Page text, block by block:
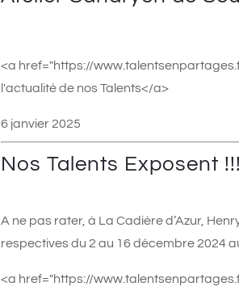
<a href="https://
l'actualité de nos Talents</a>
6 janvier 2025
Nos Talents Exposent !!!
A ne pas rater, à La Cadière d’Azur,
respectives du 2 au 16 décembre 2024
<a href="https://